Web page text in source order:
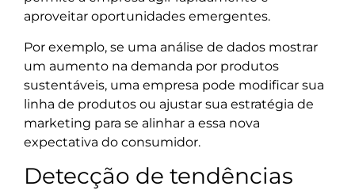
aproveitar oportunidades emergentes.
Por exemplo, se uma análise de dados mostrar
um aumento na demanda por produtos
sustentáveis, uma empresa pode modificar sua
linha de produtos ou ajustar sua estratégia de
marketing para se alinhar a essa nova
expectativa do consumidor.
Detecção de tendências